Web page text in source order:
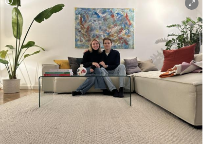
Copyright-Hinweis öffnen/schließen